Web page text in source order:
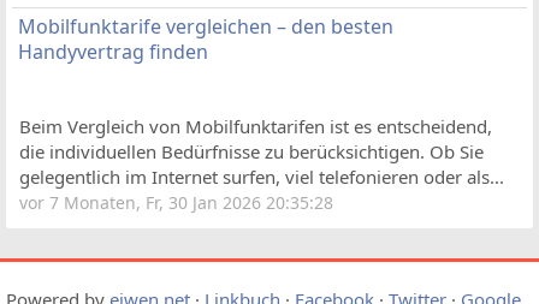
Mobilfunktarife vergleichen – den besten
Handyvertrag finden
Beim Vergleich von Mobilfunktarifen ist es entscheidend,
die individuellen Bedürfnisse zu berücksichtigen. Ob Sie
gelegentlich im Internet surfen, viel telefonieren oder als...
vor 7 Monaten, Fr, 30 Jan 2026 20:35:28
Powered by eiwen.net · Linkbuch · Facebook · Twitter · Google